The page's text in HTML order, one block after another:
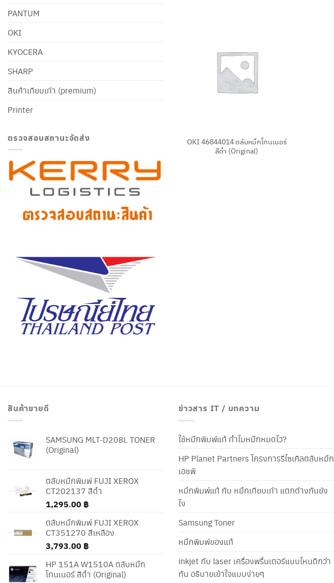
PANTUM
OKI
KYOCERA
SHARP
สินค้าเทียบเท่า (premium)
Printer
ตรวจสอบสถานะจัดส่ง
OKI 46844014 ตลับหมึกโทนเนอร์
สีดำ (Original)
สินค้าขายดี
SAMSUNG MLT-D208L TONER
(Original)
ตลับหมึกพิมพ์ FUJI XEROX
CT202137 สีดำ
1,295.00 ฿
ตลับหมึกพิมพ์ FUJI XEROX
CT351270 สีเหลือง
3,793.00 ฿
HP 151A W1510A ตลับหมึก
โทนเนอร์ สีดำ (Original)
ข่าวสาร IT / บทความ
ใช้หมึกพิมพ์แท้ ทำไมหมึกหมดไว?
HP Planet Partners โครงการรีไซเคิลตลับหมึก
เอชพี
หมึกพิมพ์แท้ กับ หมึกเทียบเท่า แตกต่างกันยัง
ไง
Samsung Toner
หมึกพิมพ์ของแท้
inkjet กับ laser เครื่องพริ้นเตอร์แบบไหนดีกว่า
กัน อธิบายเข้าใจแบบง่ายๆ